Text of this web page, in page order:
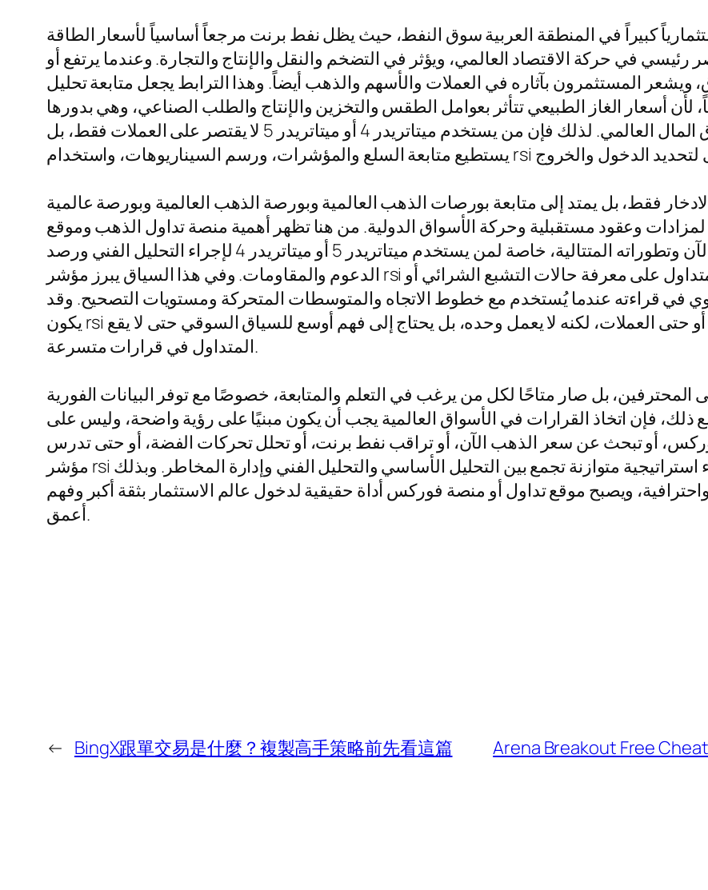
كبيراً في المنطقة العربية سوق النفط، حيث يظل نفط برنت مرجعاً أساسياً لأسعار الطاقة
في حركة الاقتصاد العالمي، ويؤثر في التضخم والنقل والإنتاج والتجارة. وعندما يرتفع أو
المستثمرون بآثاره في العملات والأسهم والذهب أيضاً. وهذا الترابط يجعل متابعة تحليل
لأن أسعار الغاز الطبيعي تتأثر بعوامل الطقس والتخزين والإنتاج والطلب الصناعي، وهي بدورها
قد تنعكس على معنويات المستثمرين في سوق المال العالمي. لذلك فإن من يستخدم ميتاتريدر 4 أو ميتاتريدر 5 لا يقتصر على العملات فقط، بل
فقط، بل يمتد إلى متابعة بورصات الذهب العالمية وبورصة الذهب العالمية وبورصة عالمية
وعقود مستقبلية وحركة الأسواق الدولية. من هنا تظهر أهمية منصة تداول الذهب وموقع
ماركت الذي يعرض للمتابعين سعر الذهب الآن وتطوراته المتتالية، خاصة لمن يستخدم ميتاتريدر 5 أو ميتاتريدر 4 لإجراء التحليل الفني ورصد
الدعوم والمقاومات. وفي هذا السياق يبرز مؤشر rsi مؤشر كأحد أشهر الأدوات الفنية التي تساعد المتداول على معرفة حالات التشبع الشرائي أو
في قراءته عندما يُستخدم مع خطوط الاتجاه والمتوسطات المتحركة ومستويات التصحيح. وقد
يكون rsi مؤشرًا مفيدًا جدًا عند تحليل الذهب أو الفضة أو حتى العملات، لكنه لا يعمل وحده، بل يحتاج إلى فهم أوسع للسياق السوقي حتى لا يقع
المتداول في قرارات متسرعة.
المحترفين، بل صار متاحًا لكل من يرغب في التعلم والمتابعة، خصوصًا مع توفر البيانات الفورية
ذلك، فإن اتخاذ القرارات في الأسواق العالمية يجب أن يكون مبنيًا على رؤية واضحة، وليس على
أو تبحث عن سعر الذهب الآن، أو تراقب نفط برنت، أو تحلل تحركات الفضة، أو حتى تدرس
مؤشر rsi لاتخاذ قرار في ميتاتريدر 5، فإن الأهم هو بناء استراتيجية متوازنة تجمع بين التحليل الأساسي والتحليل الفني وإدارة المخاطر. وبذلك
ويصبح موقع تداول أو منصة فوركس أداة حقيقية لدخول عالم الاستثمار بثقة أكبر وفهم
أعمق.
← BingX跟單交易是什麼？複製高手策略前先看這篇 Arena Breakout Free